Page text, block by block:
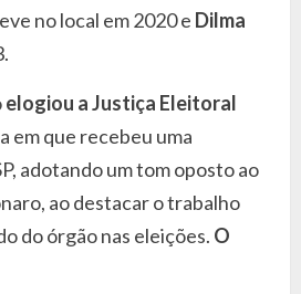
no local em 2020 e Dilma
elogiou a Justiça Eleitoral
em que recebeu uma
adotando um tom oposto ao
ao destacar o trabalho
do órgão nas eleições. O